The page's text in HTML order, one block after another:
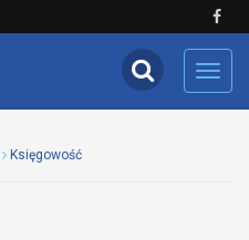
Księgowość